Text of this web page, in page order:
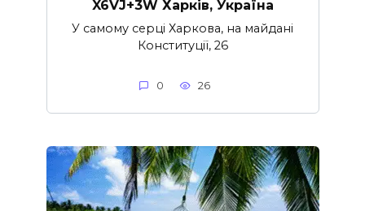
X6VJ+3W Харків, Україна
У самому серці Харкова, на майдані
Конституції, 26
0 26